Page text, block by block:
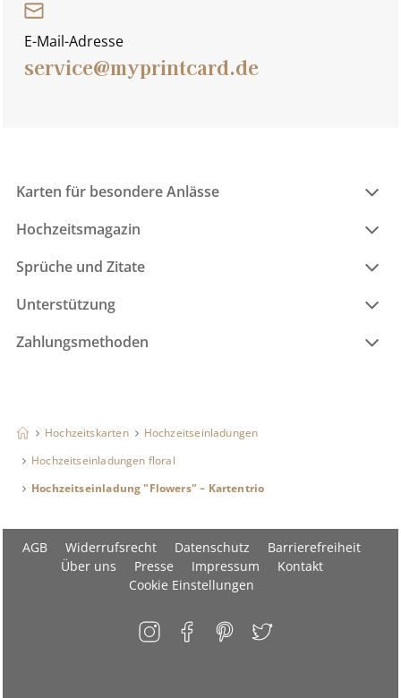
E-Mail-Adresse
service@myprintcard.de
Karten für besondere Anlässe
Hochzeitsmagazin
Sprüche und Zitate
Unterstützung
Zahlungsmethoden
Hochzeitskarten
Hochzeitseinladungen
Hochzeitseinladungen floral
Hochzeitseinladung "Flowers" – Kartentrio
AGB Widerrufsrecht Datenschutz
Barrierefreiheit
Über uns
Presse Impressum
Kontakt
Cookie Einstellungen